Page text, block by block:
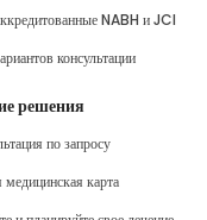
NABH и JCI
консультации
решения
по запросу
карта